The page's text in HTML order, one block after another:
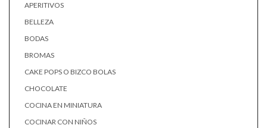
APERITIVOS
BELLEZA
BODAS
BROMAS
CAKE POPS O BIZCO BOLAS
CHOCOLATE
COCINA EN MINIATURA
COCINAR CON NIÑOS